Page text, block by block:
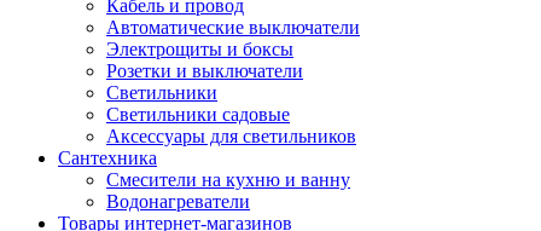
Кабель и провод
Автоматические выключатели
Электрощиты и боксы
Розетки и выключатели
Светильники
Светильники садовые
Аксессуары для светильников
Сантехника
Смесители на кухню и ванну
Водонагреватели
Товары интернет-магазинов